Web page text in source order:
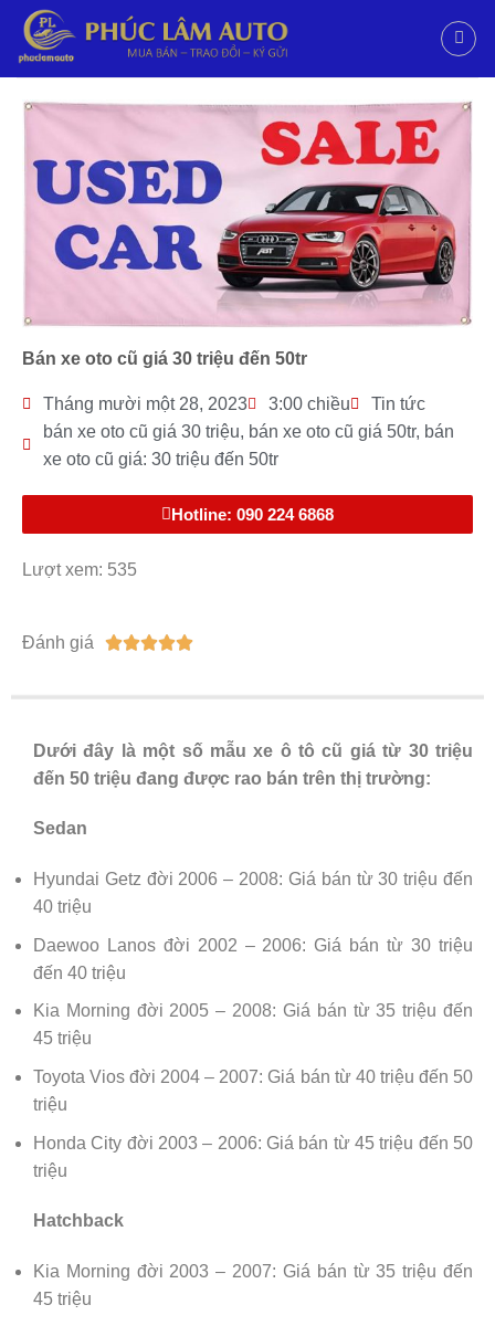
Bán xe oto cũ giá 30 triệu đến 50tr
Tháng mười một 28, 2023 3:00 chiều
Tin tức
bán xe oto cũ giá 30 triệu, bán xe oto cũ giá 50tr, bán
xe oto cũ giá: 30 triệu đến 50tr
Hotline: 090 224 6868
Lượt xem: 535
Đánh giá 
Dưới đây là một số mẫu xe ô tô cũ giá từ 30 triệu
đến 50 triệu đang được rao bán trên thị trường:
Sedan
Hyundai Getz đời 2006 – 2008: Giá bán từ 30 triệu đến
40 triệu
Daewoo Lanos đời 2002 – 2006: Giá bán từ 30 triệu
đến 40 triệu
Kia Morning đời 2005 – 2008: Giá bán từ 35 triệu đến
45 triệu
Toyota Vios đời 2004 – 2007: Giá bán từ 40 triệu đến 50
triệu
Honda City đời 2003 – 2006: Giá bán từ 45 triệu đến 50
triệu
Hatchback
Kia Morning đời 2003 – 2007: Giá bán từ 35 triệu đến
45 triệu